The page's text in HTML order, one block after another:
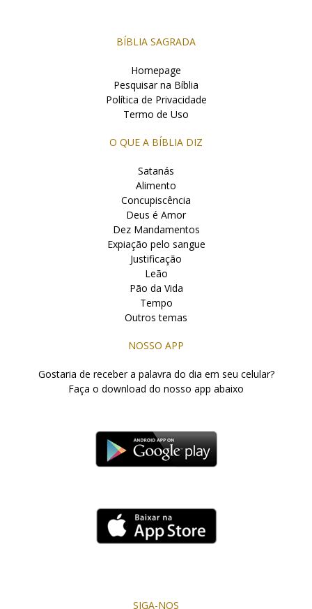
BÍBLIA SAGRADA
Homepage
Pesquisar na Bíblia
Política de Privacidade
Termo de Uso
O QUE A BÍBLIA DIZ
Satanás
Alimento
Concupiscência
Deus é Amor
Dez Mandamentos
Expiação pelo sangue
Justificação
Leão
Pão da Vida
Tempo
Outros temas
NOSSO APP
Gostaria de receber a palavra do dia em seu celular?
Faça o download do nosso app abaixo
SIGA-NOS